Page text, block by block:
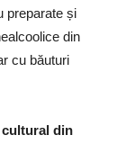
preparate și
din
cu băuturi
din